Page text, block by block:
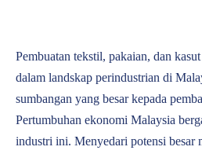
Pembuatan tekstil, pakaian, dan
dalam landskap perindustrian di
sumbangan yang besar kepada
Pertumbuhan ekonomi Malaysia
industri ini. Menyedari potensi besar